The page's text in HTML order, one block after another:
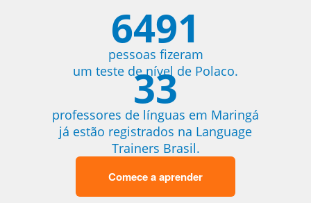
6491
pessoas fizeram
um teste de nível de Polaco.
33
professores de línguas em Maringá
já estão registrados na Language
Trainers Brasil.
Comece a aprender